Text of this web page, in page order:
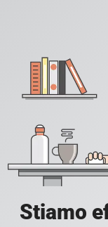
Stiamo